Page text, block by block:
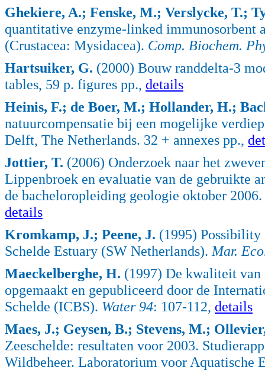
Ghekiere, A.; Fenske, M.; Verslycke, T.;
quantitative enzyme-linked
(Crustacea: Mysidacea). Comp. Biochem.
Hartsuiker, G. (2000) Bouw randdelta-3
tables, 59 p. figures pp., details
Heinis, F.; de Boer, M.; Hollander, H.;
natuurcompensatie bij een mogelijke
Delft, The Netherlands. 32 + annexes pp.,
Jottier, T. (2006) Onderzoek naar het
Lippenbroek en evaluatie van de gebruikte
de bacheloropleiding geologie oktober
details
Kromkamp, J.; Peene, J. (1995)
Schelde Estuary (SW Netherlands). Mar.
Maeckelberghe, H. (1997) De kwaliteit van
opgemaakt en gepubliceerd door de
Schelde (ICBS). Water 94: 107-112, details
Maes, J.; Geysen, B.; Stevens, M.;
Zeeschelde: resultaten voor 2003.
Wildbeheer. Laboratorium voor